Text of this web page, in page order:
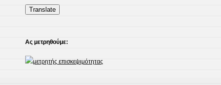
a
translate
this
page
Translate
Ας μετρηθούμε: